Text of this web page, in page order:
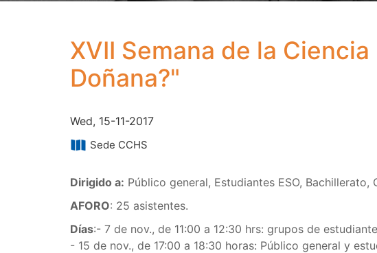
XVII Semana de la
Doñana?"
Wed, 15-11-2017
Sede CCHS
Dirigido a: Público general, Estudiantes ESO,
AFORO: 25 asistentes.
Días:- 7 de nov., de 11:00 a 12:30 hrs: grupos de
- 15 de nov., de 17:00 a 18:30 horas: Público general y